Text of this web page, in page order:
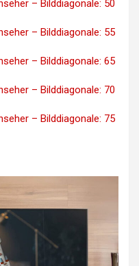
– Bilddiagonale: 50
– Bilddiagonale: 55
– Bilddiagonale: 65
– Bilddiagonale: 70
– Bilddiagonale: 75